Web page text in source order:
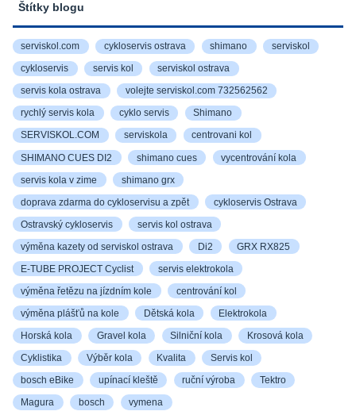
Štítky blogu
serviskol.com cykloservis ostrava shimano serviskol
cykloservis servis kol serviskol ostrava
servis kola ostrava volejte serviskol.com 732562562
rychlý servis kola cyklo servis Shimano
SERVISKOL.COM serviskola centrovani kol
SHIMANO CUES DI2 shimano cues vycentrování kola
servis kola v zime shimano grx
doprava zdarma do cykloservisu a zpět cykloservis Ostrava
Ostravský cykloservis servis kol ostrava
výměna kazety od serviskol ostrava Di2 GRX RX825
E-TUBE PROJECT Cyclist servis elektrokola
výměna řetězu na jízdním kole centrování kol
výměna plášťů na kole Dětská kola Elektrokola
Horská kola Gravel kola Silniční kola Krosová kola
Cyklistika Výběr kola Kvalita Servis kol
bosch eBike upínací kleště ruční výroba Tektro
Magura bosch vymena